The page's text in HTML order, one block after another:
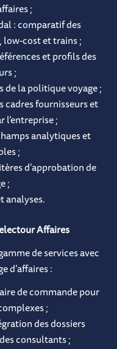
;
: comparatif des
low-cost et trains ;
et profils des
;
de la politique voyage ;
fournisseurs et
l’entreprise ;
analytiques et
;
d’approbation de
;
analyses.
Affaires
de services avec
d’affaires :
de commande pour
;
des dossiers
consultants ;